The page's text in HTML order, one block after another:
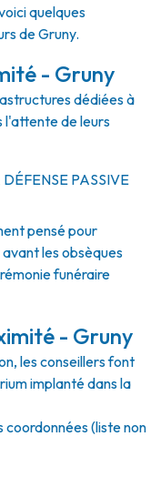
quelques
de Gruny.
- Gruny
dédiées à
l'attente de leurs
PASSIVE
pensé pour
les obsèques
funéraire
- Gruny
les conseillers font
implanté dans la
coordonnées (liste non